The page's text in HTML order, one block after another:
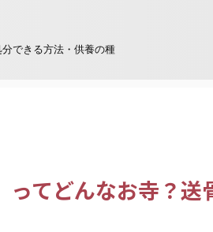
できる方法・供養の種
てどんなお寺？送